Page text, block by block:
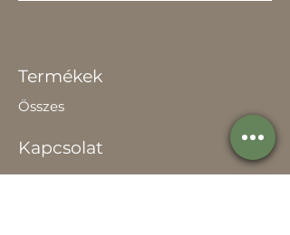
Termékek
Összes
Kapcsolat
Elérhetőség